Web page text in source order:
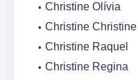
Christine Olívia
Christine Christine
Christine Raquel
Christine Regina